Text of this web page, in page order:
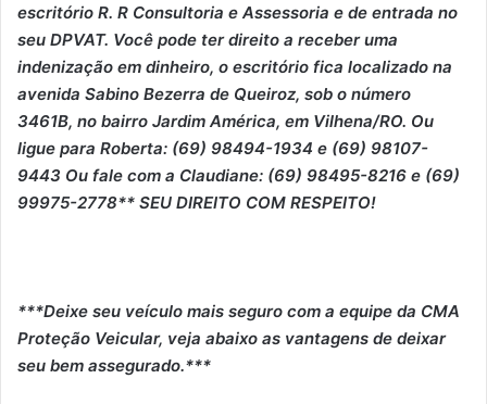
escritório R. R Consultoria e Assessoria e de entrada no
seu DPVAT. Você pode ter direito a receber uma
indenização em dinheiro, o escritório fica localizado na
avenida Sabino Bezerra de Queiroz, sob o número
3461B, no bairro Jardim América, em Vilhena/RO. Ou
ligue para Roberta: (69) 98494-1934 e (69) 98107-
9443 Ou fale com a Claudiane: (69) 98495-8216 e (69)
99975-2778** SEU DIREITO COM RESPEITO!
***Deixe seu veículo mais seguro com a equipe da CMA
Proteção Veicular, veja abaixo as vantagens de deixar
seu bem assegurado.***